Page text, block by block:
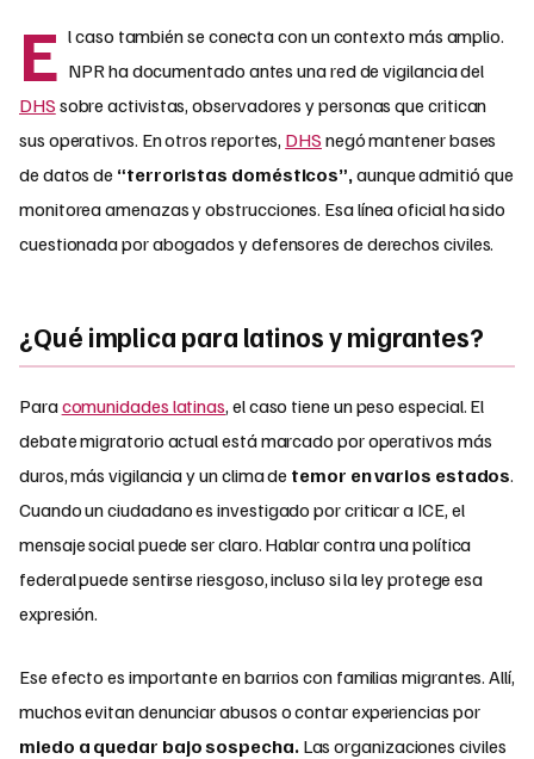
E l caso también se conecta con un contexto más amplio.
NPR ha documentado antes una red de vigilancia del
DHS sobre activistas, observadores y personas que critican
sus operativos. En otros reportes, DHS negó mantener bases
de datos de “terroristas domésticos”, aunque admitió que
monitorea amenazas y obstrucciones. Esa línea oficial ha sido
cuestionada por abogados y defensores de derechos civiles.
¿Qué implica para latinos y migrantes?
Paracomunidades latinas, el caso tiene un peso especial. El
debate migratorio actual está marcado por operativos más
duros, más vigilancia y un clima de temor en varios estados.
Cuando un ciudadano es investigado por criticar a ICE, el
mensaje social puede ser claro. Hablar contra una política
federal puede sentirse riesgoso, incluso si la ley protege esa
expresión.
Ese efecto es importante en barrios con familias migrantes. Allí,
muchos evitan denunciar abusos o contar experiencias por
miedo a quedar bajo sospecha.Las organizaciones civiles